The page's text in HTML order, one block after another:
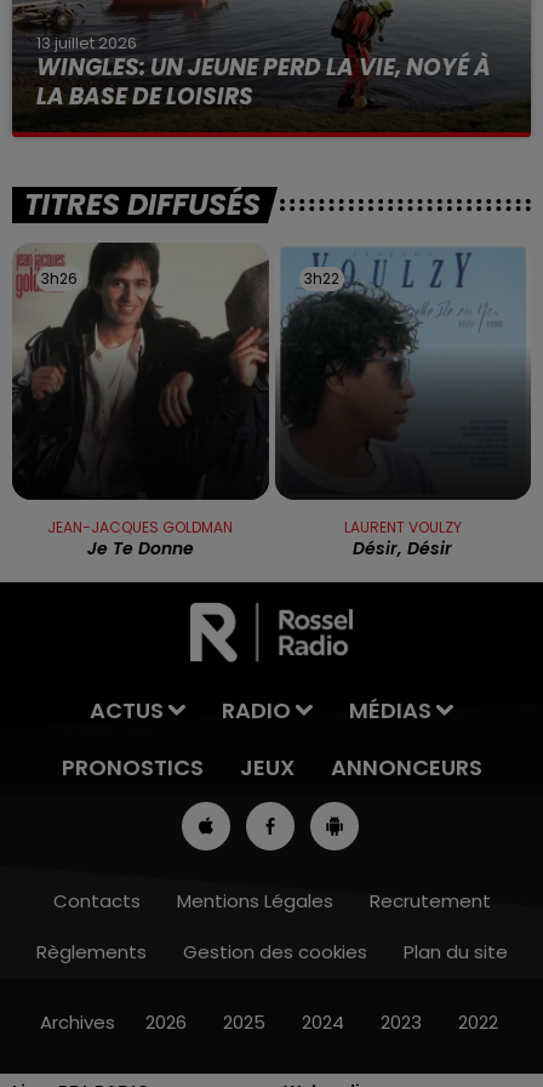
8h00 - 10h00
13 juillet 2026
WINGLES: UN JEUNE PERD LA VIE, NOYÉ À
LA BASE DE LOISIRS
La victime a coulé à pic
TITRES DIFFUSÉS
3h26
3h26
JEAN-JACQUES GOLDMAN
Je Te Donne
3h22
3h22
LAURENT VOULZY
Désir, Désir
ACTUS RADIO
MÉDIAS
PRONOSTICS
JEUX ANNONCEURS
Contacts Mentions Légales
Recrutement
Règlements
Gestion des cookies Plan du site
Archives 2026 2025 2024 2023 2022